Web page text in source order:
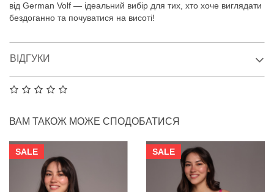
від German Volf — ідеальний вибір для тих, хто хоче виглядати
бездоганно та почуватися на висоті!
ВІДГУКИ
ВАМ ТАКОЖ МОЖЕ СПОДОБАТИСЯ
SALE SALE